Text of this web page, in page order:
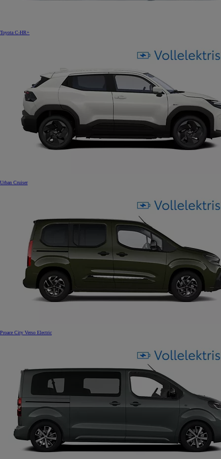
Toyota C-HR+
Urban Cruiser
Proace City Verso Electric